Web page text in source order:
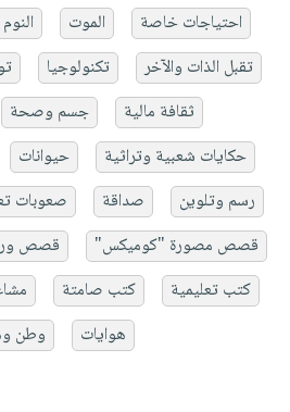
احتياجات خاصة الموت النوم
تقبل الذات والآخر
تكنولوجيا
ثقافة مالية
جسم وصحة
حكايات شعبية وتراثية
حيوانات
رسم وتلوين
صداقة صعوبات
قصص مصورة "كوميكس"
قصص
كتب تعليمية
كتب صامتة
هوايات
وطن